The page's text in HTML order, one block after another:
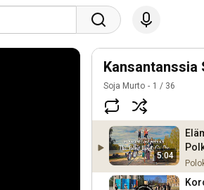
Kansantanssia
Soja Murto 1 / 36
5:04